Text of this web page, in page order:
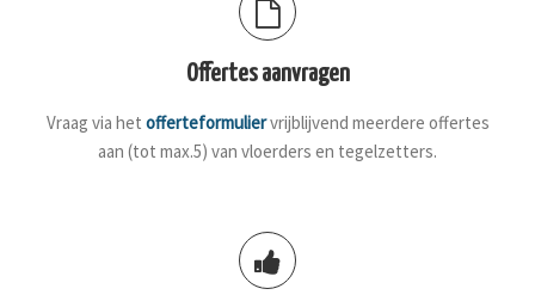
Offertes aanvragen
Vraag via het offerteformuliervrijblijvend meerdere offertes
aan (tot max.5) van vloerders en tegelzetters.